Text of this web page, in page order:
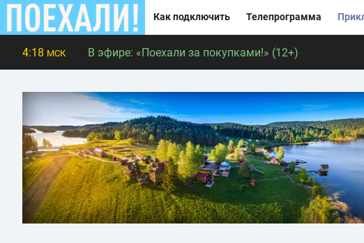
Как подключить Телепрограмма
4:18 МСК В эфире: «Поехали за покупками!» (12+)